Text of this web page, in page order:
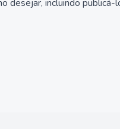
desejar, incluindo